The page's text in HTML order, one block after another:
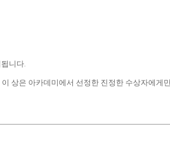
니다.
상은 아카데미에서 선정한 진정한 수상자에게